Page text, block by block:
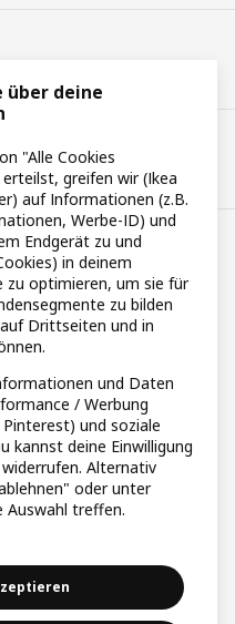
DE
2-4, 65719 Hofheim-
über deine
"Alle Cookies
greifen wir (Ikea
auf Informationen (z.B.
Werbe-ID) und
Endgerät zu und
in deinem
zu optimieren, um sie für
zu bilden
Drittseiten und in
und Daten
/ Werbung
und soziale
kannst deine Einwilligung
Alternativ
oder unter
Auswahl treffen.